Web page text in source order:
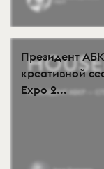
Президент
креативной
Expo 2...